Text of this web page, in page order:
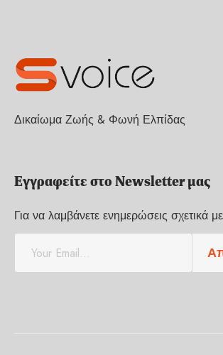
Δικαίωμα Ζωής & Φωνή Ελπίδας
Εγγραφείτε στο Newsletter μας
Για να λαμβάνετε ενημερώσεις σχετικά
a